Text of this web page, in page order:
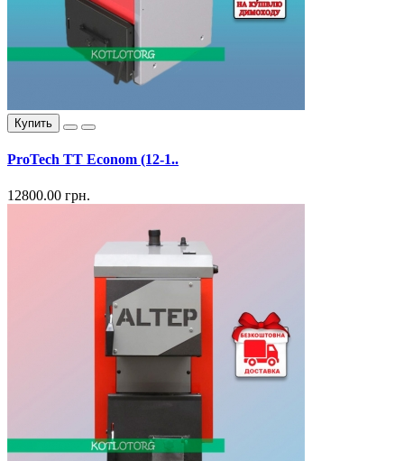
Купить
ProTech ТТ Econom (12-1..
12800.00 грн.